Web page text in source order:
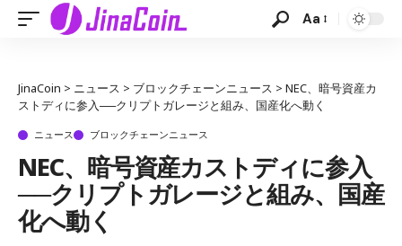
Aa
JinaCoin > ニュース > ブロックチェーンニュース > NEC、暗号資産カ
ストディに参入──クリプトガレージと組み、国産化へ動く
ニュース ブロックチェーンニュース
NEC、暗号資産カストディに参入
──クリプトガレージと組み、国産
化へ動く